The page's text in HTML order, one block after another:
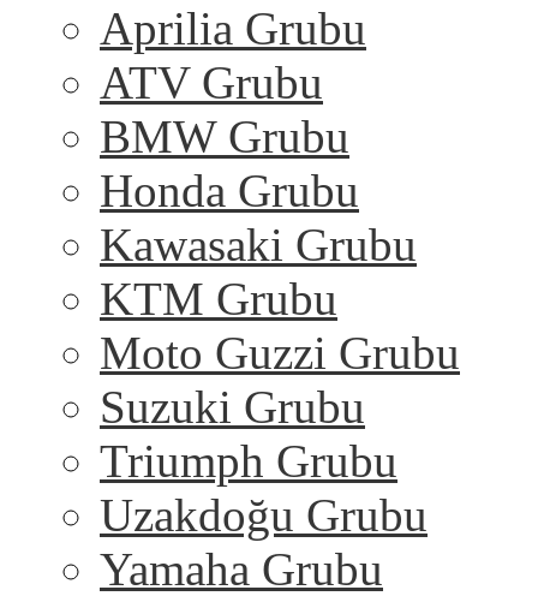
Aprilia Grubu
ATV Grubu
BMW Grubu
Honda Grubu
Kawasaki Grubu
KTM Grubu
Moto Guzzi Grubu
Suzuki Grubu
Triumph Grubu
Uzakdoğu Grubu
Yamaha Grubu